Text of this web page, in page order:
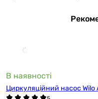
В наявності
Циркуляційний насос